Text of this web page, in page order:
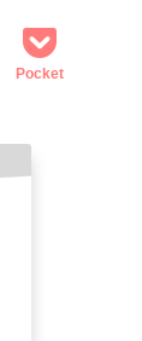
Pocket